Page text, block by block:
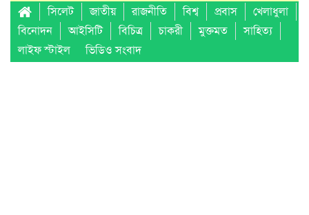
সিলেট জাতীয় রাজনীতি বিশ্ব প্রবাস
খেলাধুলা
বিনোদন
আইসিটি বিচিত্র চাকরী মুক্তমত
সাহিত্য
লাইফ স্টাইল
ভিডিও সংবাদ